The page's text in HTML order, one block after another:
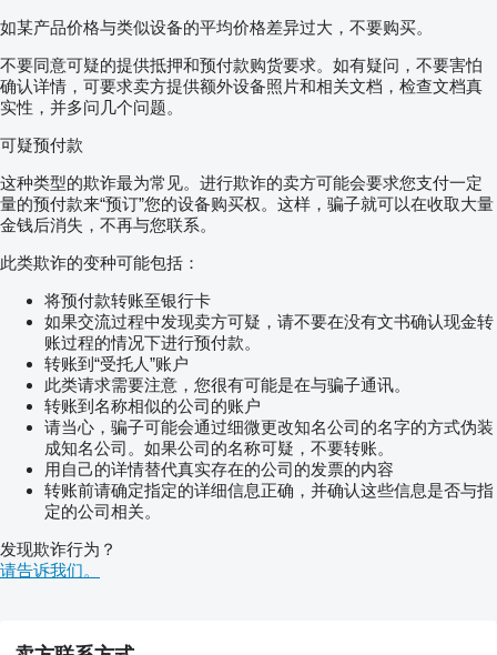
如某产品价格与类似设备的平均价格差异过大，不要购买。
不要同意可疑的提供抵押和预付款购货要求。如有疑问，不要害怕
确认详情，可要求卖方提供额外设备照片和相关文档，检查文档真
实性，并多问几个问题。
可疑预付款
这种类型的欺诈最为常见。进行欺诈的卖方可能会要求您支付一定
量的预付款来“预订”您的设备购买权。这样，骗子就可以在收取大量
金钱后消失，不再与您联系。
此类欺诈的变种可能包括：
将预付款转账至银行卡
如果交流过程中发现卖方可疑，请不要在没有文书确认现金转
账过程的情况下进行预付款。
转账到“受托人”账户
此类请求需要注意，您很有可能是在与骗子通讯。
转账到名称相似的公司的账户
请当心，骗子可能会通过细微更改知名公司的名字的方式伪装
成知名公司。如果公司的名称可疑，不要转账。
用自己的详情替代真实存在的公司的发票的内容
转账前请确定指定的详细信息正确，并确认这些信息是否与指
定的公司相关。
发现欺诈行为？
请告诉我们。